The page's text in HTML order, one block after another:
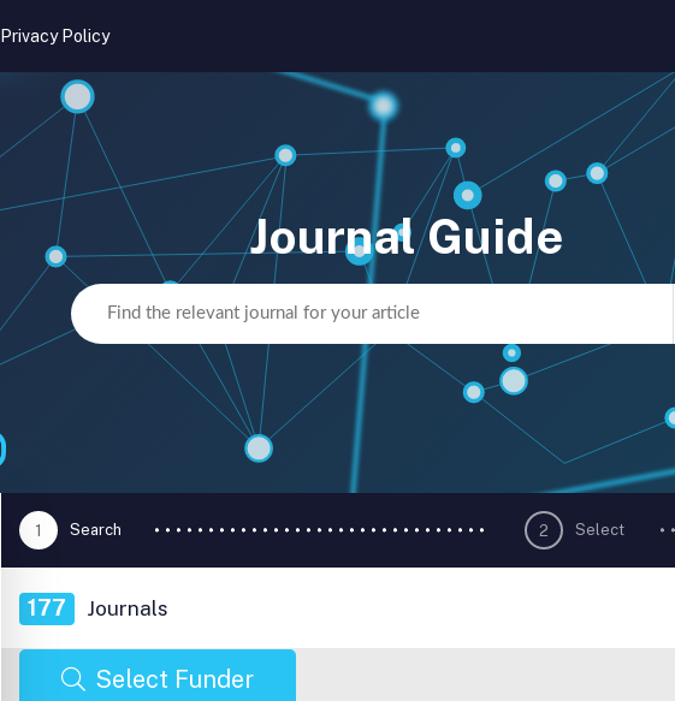
Privacy Policy
Journal Guide
1 Search 2 Select
177 Journals
Select Funder